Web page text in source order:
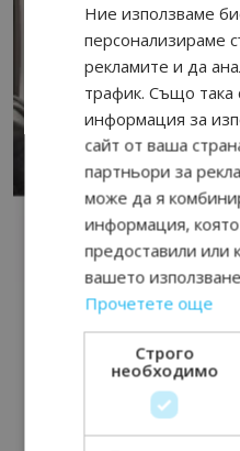
Ние използваме
персонализираме
рекламите и да
трафик. Също така
информация за
сайт от ваша
партньори за
може да я
информация,
предоставили или
вашето
Прочетете още
Строго
необходимо